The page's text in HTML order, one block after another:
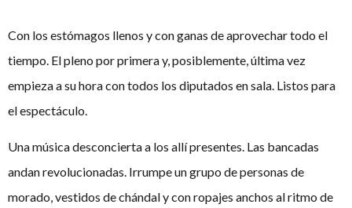
Con los estómagos llenos y con ganas de aprovechar todo el
tiempo. El pleno por primera y, posiblemente, última vez
empieza a su hora con todos los diputados en sala. Listos para
el espectáculo.
Una música desconcierta a los allí presentes. Las bancadas
andan revolucionadas. Irrumpe un grupo de personas de
morado, vestidos de chándal y con ropajes anchos al ritmo de